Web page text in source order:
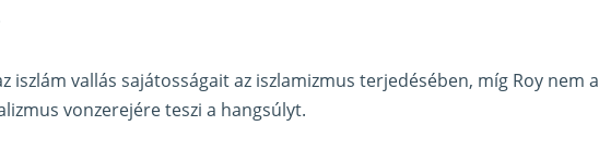
iszlám vallás sajátosságait az iszlamizmus terjedésében, míg Roy nem a
vonzerejére teszi a hangsúlyt.